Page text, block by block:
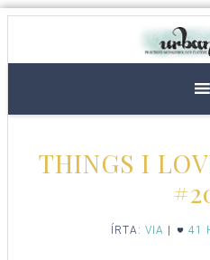
THINGS I
ÍRTA: VIA 41